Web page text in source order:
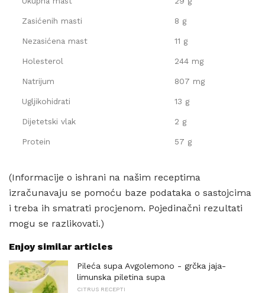
Zasićenih masti 8 g
Nezasićena mast 11 g
Holesterol 244 mg
Natrijum 807 mg
Ugljikohidrati 13 g
Dijetetski vlak 2 g
Protein 57 g
(Informacije o ishrani na našim receptima
izračunavaju se pomoću baze podataka o sastojcima
i treba ih smatrati procjenom. Pojedinačni rezultati
mogu se razlikovati.)
Enjoy similar articles
Pileća supa Avgolemono - grčka jaja-
limunska piletina supa
CITRUS RECEPTI